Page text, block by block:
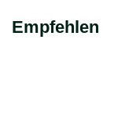
Empfehlen